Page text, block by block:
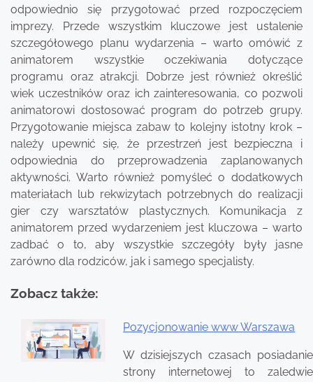
odpowiednio się przygotować przed rozpoczęciem
imprezy. Przede wszystkim kluczowe jest ustalenie
szczegółowego planu wydarzenia – warto omówić z
animatorem wszystkie oczekiwania dotyczące
programu oraz atrakcji. Dobrze jest również określić
wiek uczestników oraz ich zainteresowania, co pozwoli
animatorowi dostosować program do potrzeb grupy.
Przygotowanie miejsca zabaw to kolejny istotny krok –
należy upewnić się, że przestrzeń jest bezpieczna i
odpowiednia do przeprowadzenia zaplanowanych
aktywności. Warto również pomyśleć o dodatkowych
materiałach lub rekwizytach potrzebnych do realizacji
gier czy warsztatów plastycznych. Komunikacja z
animatorem przed wydarzeniem jest kluczowa – warto
zadbać o to, aby wszystkie szczegóły były jasne
zarówno dla rodziców, jak i samego specjalisty.
Zobacz także:
Pozycjonowanie www Warszawa
W dzisiejszych czasach posiadanie
strony internetowej to zaledwie
Nawigacja